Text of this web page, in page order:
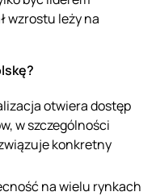
wzrostu leży na
otwiera dostęp
w szczególności
konkretny
na wielu rynkach